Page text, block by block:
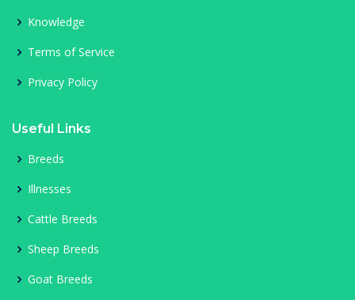
Knowledge
Terms of Service
Privacy Policy
Useful Links
Breeds
Illnesses
Cattle Breeds
Sheep Breeds
Goat Breeds